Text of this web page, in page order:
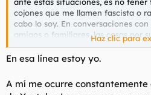
cojones que me llamen fascista o
cabo lo soy. En conversaciones
amigos o familiares, las cosas por
Lo lamentable, es que nosotros
que queramos, pero medios y cada
se cuidan mucho de lo que tienen
les tachen de...
Haz clic para
En esa línea estoy yo.
A mí me ocurre